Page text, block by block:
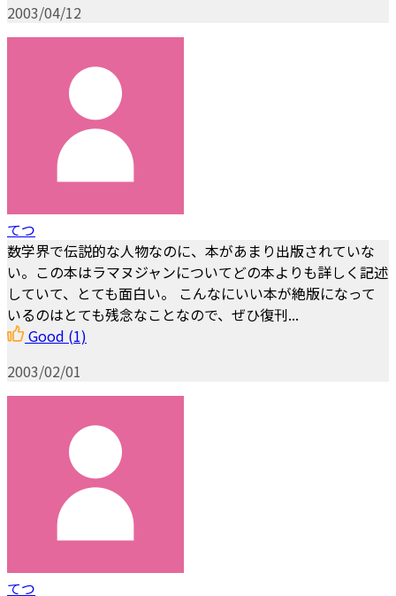
2003/04/12
てつ
数学界で伝説的な人物なのに、本があまり出版されていな
い。この本はラマヌジャンについてどの本よりも詳しく記述
していて、とても面白い。 こんなにいい本が絶版になって
いるのはとても残念なことなので、ぜひ復刊...
Good (1)
2003/02/01
てつ